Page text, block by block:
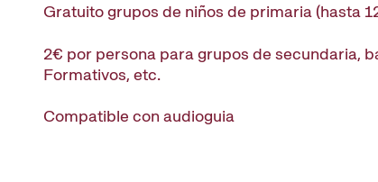
Gratuito grupos de niños de primaria (hasta
2€ por persona para grupos de secundaria,
Formativos, etc.
Compatible con audioguia